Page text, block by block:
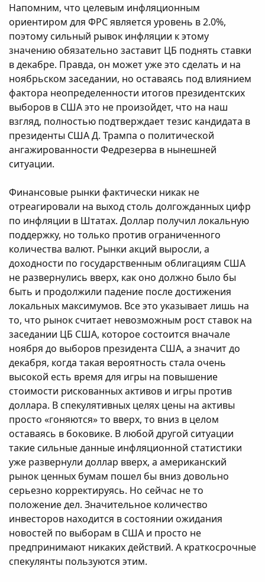
Напомним, что целевым инфляционным
ориентиром для ФРС является уровень в 2.0%,
поэтому сильный рывок инфляции к этому
значению обязательно заставит ЦБ поднять ставки
в декабре. Правда, он может уже это сделать и на
ноябрьском заседании, но оставаясь под влиянием
фактора неопределенности итогов президентских
выборов в США это не произойдет, что на наш
взгляд, полностью подтверждает тезис кандидата в
президенты США Д. Трампа о политической
ангажированности Федрезерва в нынешней
ситуации.
Финансовые рынки фактически никак не
отреагировали на выход столь долгожданных цифр
по инфляции в Штатах. Доллар получил локальную
поддержку, но только против ограниченного
количества валют. Рынки акций выросли, а
доходности по государственным облигациям США
не развернулись вверх, как оно должно было бы
быть и продолжили падение после достижения
локальных максимумов. Все это указывает лишь на
то, что рынок считает невозможным рост ставок на
заседании ЦБ США, которое состоится вначале
ноября до выборов президента США, а значит до
декабря, когда такая вероятность стала очень
высокой есть время для игры на повышение
стоимости рискованных активов и игры против
доллара. В спекулятивных целях цены на активы
просто «гоняются» то вверх, то вниз в целом
оставаясь в боковике. В любой другой ситуации
такие сильные данные инфляционной статистики
уже развернули доллар вверх, а американский
рынок ценных бумам пошел бы вниз довольно
серьезно корректируясь. Но сейчас не то
положение дел. Значительное количество
инвесторов находится в состоянии ожидания
новостей по выборам в США и просто не
предпринимают никаких действий. А краткосрочные
спекулянты пользуются этим.